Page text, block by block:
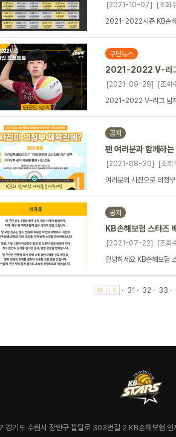
[2021-10-07] [조회
2021-2022시즌 KB손해
구단뉴스
2021-2022 V-리그
[2021-09-29] [조회
2021-2022 V-리그 남
공지
팬 여러분과 함께하
[2021-08-30] [조
여러분의 사진으로 의정
공지
KB손해보험 스타즈
[2021-07-22] [조회
안녕하세요 KB손해보험
31 32 33
경기도 수원시 장안구 팔달로 303번길 2 KB손해보험